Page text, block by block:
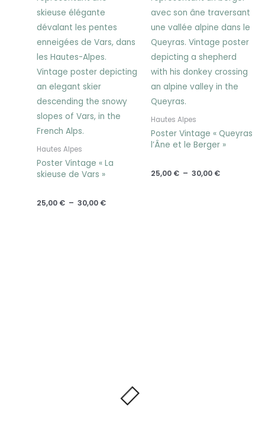
Hautes Alpes
Poster Vintage « La
skieuse de Vars »
25,00 € – 30,00 €
30,00 €
Hautes Alpes
Poster Vintage « Queyras
l’Âne et le Berger »
25,00 € – 30,00 €
25,00 €
à
30,00 €